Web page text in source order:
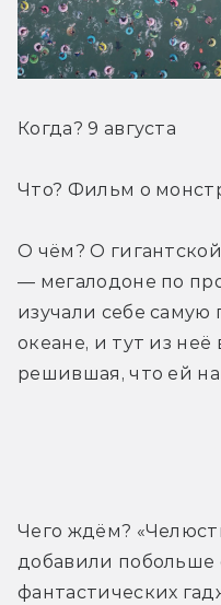
Когда? 9 августа
Что? Фильм о
О чём? О
— мегалодоне по
изучали себе самую
океане, и тут из неё
решившая, что ей
Чего ждём?
добавили побольше
фантастических